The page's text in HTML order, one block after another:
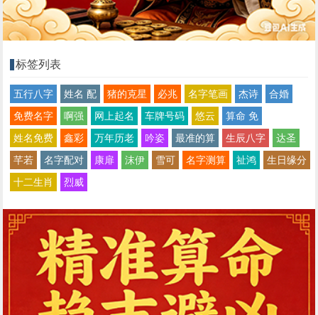
标签列表
五行八字 姓名 配 猪的克星 必兆 名字笔画 杰诗
合婚
免费名字
啊强 网上起名 车牌号码 悠云
算命 免
姓名免费
鑫彩 万年历老 吟姿 最准的算 生辰八字
达圣
芊若
名字配对 康扉 沫伊 雪可 名字测算 祉鸿
生日缘分
十二生肖
烈威